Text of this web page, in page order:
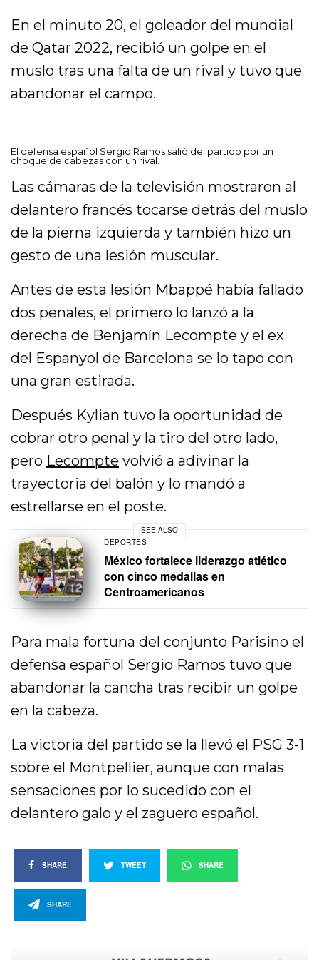
En el minuto 20, el goleador del mundial
de Qatar 2022, recibió un golpe en el
muslo tras una falta de un rival y tuvo que
abandonar el campo.
El defensa español Sergio Ramos salió del partido por un
choque de cabezas con un rival.
Las cámaras de la televisión mostraron al
delantero francés tocarse detrás del muslo
de la pierna izquierda y también hizo un
gesto de una lesión muscular.
Antes de esta lesión Mbappé había fallado
dos penales, el primero lo lanzó a la
derecha de Benjamín Lecompte y el ex
del Espanyol de Barcelona se lo tapo con
una gran estirada.
Después Kylian tuvo la oportunidad de
cobrar otro penal y la tiro del otro lado,
pero Lecompte volvió a adivinar la
trayectoria del balón y lo mandó a
estrellarse en el poste.
SEE ALSO
DEPORTES
México fortalece liderazgo atlético
con cinco medallas en
Centroamericanos
Para mala fortuna del conjunto Parisino el
defensa español Sergio Ramos tuvo que
abandonar la cancha tras recibir un golpe
en la cabeza.
La victoria del partido se la llevó el PSG 3-1
sobre el Montpellier, aunque con malas
sensaciones por lo sucedido con el
delantero galo y el zaguero español.
SHARE TWEET SHARE
SHARE